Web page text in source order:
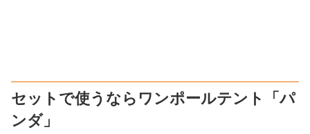
セットで使うならワンポールテント「パ
ンダ」